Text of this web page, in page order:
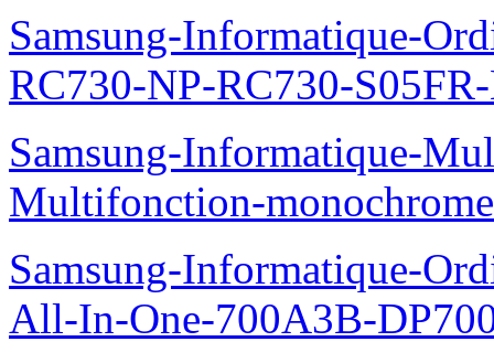
Samsung-Informatique-
RC730-NP-RC730-
Samsung-Informatique-
Multifonction-
Samsung-Informatique-
All-In-One-700A3B-